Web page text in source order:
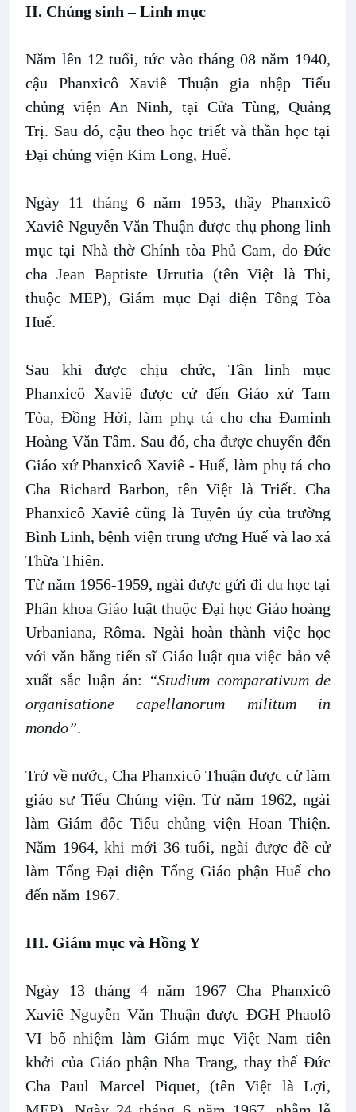
II. Chủng sinh – Linh mục
Năm lên 12 tuổi, tức vào tháng 08 năm 1940,
cậu Phanxicô Xaviê Thuận gia nhập Tiểu
chủng viện An Ninh, tại Cửa Tùng, Quảng
Trị. Sau đó, cậu theo học triết và thần học tại
Đại chủng viện Kim Long, Huế.
Ngày 11 tháng 6 năm 1953, thầy Phanxicô
Xaviê Nguyễn Văn Thuận được thụ phong linh
mục tại Nhà thờ Chính tòa Phủ Cam, do Đức
cha Jean Baptiste Urrutia (tên Việt là Thi,
thuộc MEP), Giám mục Đại diện Tông Tòa
Huế.
Sau khi được chịu chức, Tân linh mục
Phanxicô Xaviê được cử đến Giáo xứ Tam
Tòa, Đồng Hới, làm phụ tá cho cha Đaminh
Hoàng Văn Tâm. Sau đó, cha được chuyển đến
Giáo xứ Phanxicô Xaviê - Huế, làm phụ tá cho
Cha Richard Barbon, tên Việt là Triết. Cha
Phanxicô Xaviê cũng là Tuyên úy của trường
Bình Linh, bệnh viện trung ương Huế và lao xá
Thừa Thiên.
Từ năm 1956-1959, ngài được gửi đi du học tại
Phân khoa Giáo luật thuộc Ðại học Giáo hoàng
Urbaniana, Rôma. Ngài hoàn thành việc học
với văn bằng tiến sĩ Giáo luật qua việc bảo vệ
xuất sắc luận án: “Studium comparativum de
organisatione capellanorum militum in
mondo”.
Trở về nước, Cha Phanxicô Thuận được cử làm
giáo sư Tiểu Chủng viện. Từ năm 1962, ngài
làm Giám đốc Tiểu chủng viện Hoan Thiện.
Năm 1964, khi mới 36 tuổi, ngài được đề cử
làm Tổng Đại diện Tổng Giáo phận Huế cho
đến năm 1967.
III. Giám mục và Hồng Y
Ngày 13 tháng 4 năm 1967 Cha Phanxicô
Xaviê Nguyễn Văn Thuận được ÐGH Phaolô
VI bổ nhiệm làm Giám mục Việt Nam tiên
khởi của Giáo phận Nha Trang, thay thế Ðức
Cha Paul Marcel Piquet, (tên Việt là Lợi,